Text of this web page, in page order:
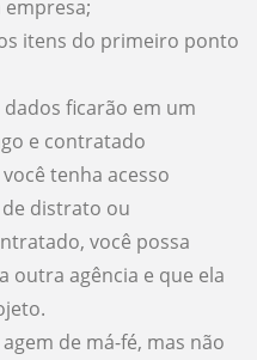
itens do primeiro ponto
ficarão em um
e contratado
tenha acesso
distrato ou
você possa
outra agência e que ela
de má-fé, mas não